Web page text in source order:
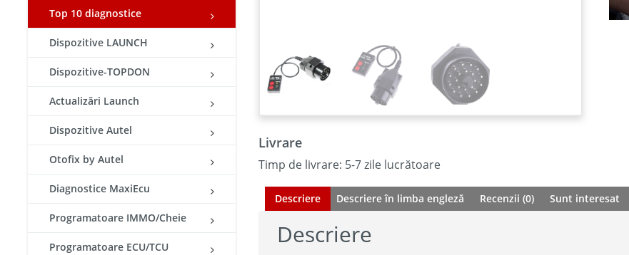
Top 10 diagnostice
Dispozitive LAUNCH
Dispozitive-TOPDON
Actualizări Launch
Dispozitive Autel
Otofix by Autel
Diagnostice MaxiEcu
Programatoare IMMO/Cheie
Programatoare ECU/TCU
Livrare
Timp de livrare: 5-7 zile lucrătoare
Descriere Descriere în limba engleză Recenzii (0) Sunt interesat
Descriere